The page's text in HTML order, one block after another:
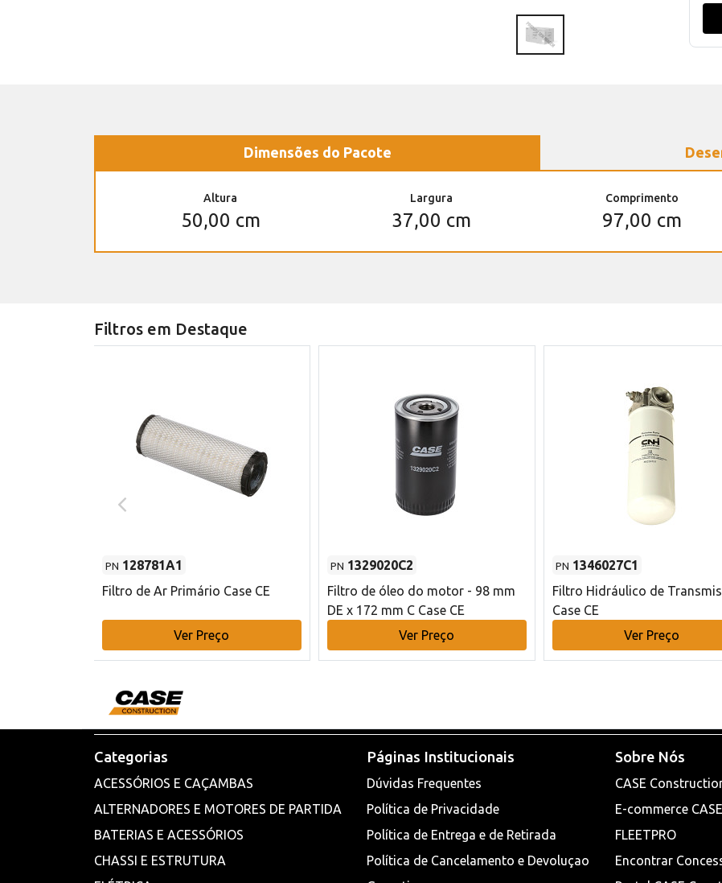
Dimensões do Pacote
Altura
50,00 cm
Largura
37,00 cm
Comprimento
97,00 cm
Filtros em Destaque
PN 128781A1
Filtro de Ar Primário Case CE
Ver Preço
PN 1329020C2
Filtro de óleo do motor - 98 mm
DE x 172 mm C Case CE
Ver Preço
PN 1346027C1
Filtro Hidráulico de
Case CE
Ver Preço
Categorias
ACESSÓRIOS E CAÇAMBAS
ALTERNADORES E MOTORES DE PARTIDA
BATERIAS E ACESSÓRIOS
CHASSI E ESTRUTURA
Páginas Institucionais
Dúvidas Frequentes
Política de Privacidade
Política de Entrega e de Retirada
Política de Cancelamento e Devoluçao
Sobre Nós
CASE
E-commerce CASE
FLEETPRO
Encontrar